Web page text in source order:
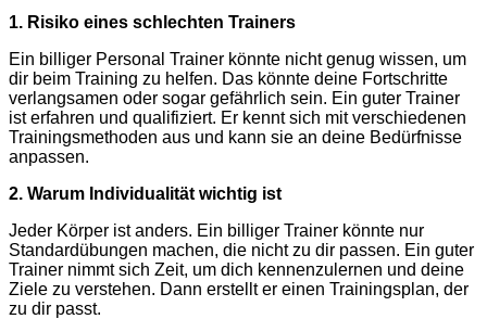
1. Risiko eines schlechten Trainers
Ein billiger Personal Trainer könnte nicht genug wissen, um
dir beim Training zu helfen. Das könnte deine Fortschritte
verlangsamen oder sogar gefährlich sein. Ein guter Trainer
ist erfahren und qualifiziert. Er kennt sich mit verschiedenen
Trainingsmethoden aus und kann sie an deine Bedürfnisse
anpassen.
2. Warum Individualität wichtig ist
Jeder Körper ist anders. Ein billiger Trainer könnte nur
Standardübungen machen, die nicht zu dir passen. Ein guter
Trainer nimmt sich Zeit, um dich kennenzulernen und deine
Ziele zu verstehen. Dann erstellt er einen Trainingsplan, der
zu dir passt.